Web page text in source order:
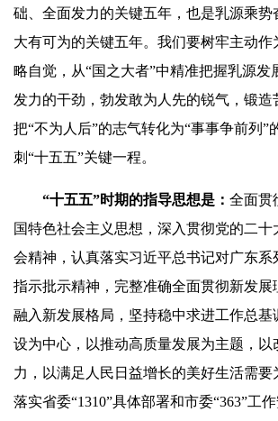
础、全面发力的关键五年，也是乳源乘势
大有可为的关键五年。我们要树牢主动作
略自觉，从“国之大者”中精准把握乳源发
发力的干劲，勃发敢为人先的锐气，锻造
把“不为人后”的志气转化为“事事争前列”
刺“十五五”关键一程。
“十五五”时期的指导思想是： 全面贯
国特色社会主义思想，深入贯彻党的二十
会精神，认真落实习近平总书记对广东系
指示批示精神，完整准确全面贯彻新发展
融入新发展格局，坚持稳中求进工作总基
设为中心，以推动高质量发展为主题，以
力，以满足人民日益增长的美好生活需要
落实省委“1310”具体部署和市委“363”工